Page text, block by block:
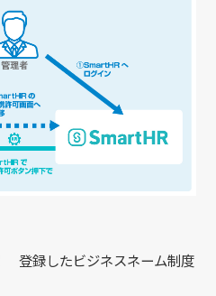
登録したビジネスネーム制度